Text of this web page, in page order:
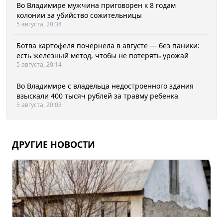
Во Владимире мужчина приговорен к 8 годам
колонии за убийство сожительницы
5 августа, 20:38
Ботва картофеля почернела в августе — без паники:
есть железный метод, чтобы не потерять урожай
5 августа, 20:14
Во Владимире с владельца недостроенного здания
взыскали 400 тысяч рублей за травму ребенка
5 августа, 20:03
ДРУГИЕ НОВОСТИ